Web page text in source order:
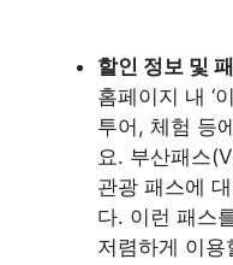
할인 정보 및
홈페이지 내 ‘
투어, 체험 등
요. 부산패스
관광 패스에
다. 이런 패스
저렴하게 이용